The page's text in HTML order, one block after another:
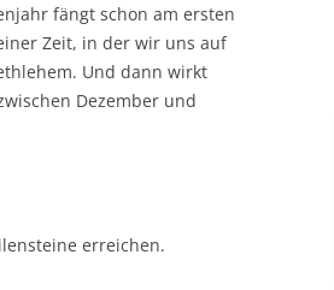
fängt schon am ersten
Zeit, in der wir uns auf
Und dann wirkt
Dezember und
erreichen.